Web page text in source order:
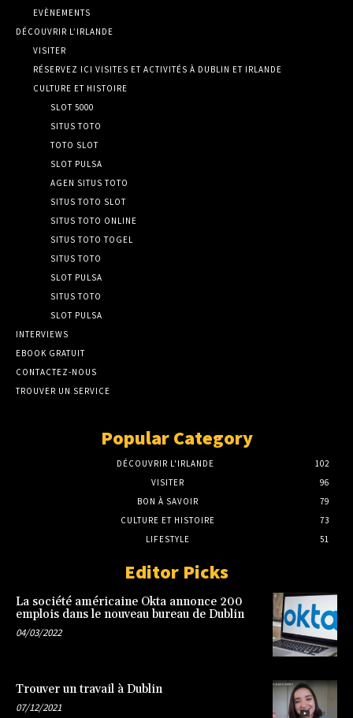
EVÈNEMENTS
DÉCOUVRIR L’IRLANDE
VISITER
RÉSERVEZ ICI VISITES ET ACTIVITÉS À DUBLIN ET IRLANDE
CULTURE ET HISTOIRE
SLOT 5000
SITUS TOTO
TOTO SLOT
SLOT PULSA
AGEN SITUS TOTO
SITUS TOTO SLOT
SITUS TOTO ONLINE
SITUS TOTO TOGEL
SITUS TOTO
SLOT PULSA
SITUS TOTO
SLOT PULSA
INTERVIEWS
EBOOK GRATUIT
CONTACTEZ-NOUS
TROUVER UN SERVICE
Popular Category
DÉCOUVRIR L'IRLANDE
102
VISITER
96
BON À SAVOIR
79
CULTURE ET HISTOIRE
73
LIFESTYLE
51
Editor Picks
La société américaine Okta annonce 200
emplois dans le nouveau bureau de Dublin
04/03/2022
Trouver un travail à Dublin
07/12/2021